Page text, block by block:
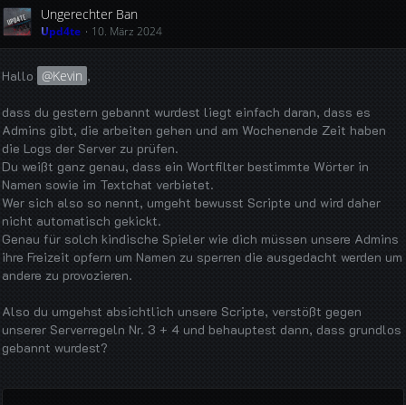
Ungerechter Ban
Upd4te 10. März 2024
Hallo Kevin ,
dass du gestern gebannt wurdest liegt einfach daran, dass es
Admins gibt, die arbeiten gehen und am Wochenende Zeit haben
die Logs der Server zu prüfen.
Du weißt ganz genau, dass ein Wortfilter bestimmte Wörter in
Namen sowie im Textchat verbietet.
Wer sich also so nennt, umgeht bewusst Scripte und wird daher
nicht automatisch gekickt.
Genau für solch kindische Spieler wie dich müssen unsere Admins
ihre Freizeit opfern um Namen zu sperren die ausgedacht werden um
andere zu provozieren.
Also du umgehst absichtlich unsere Scripte, verstößt gegen
unserer Serverregeln Nr. 3 + 4 und behauptest dann, dass grundlos
gebannt wurdest?